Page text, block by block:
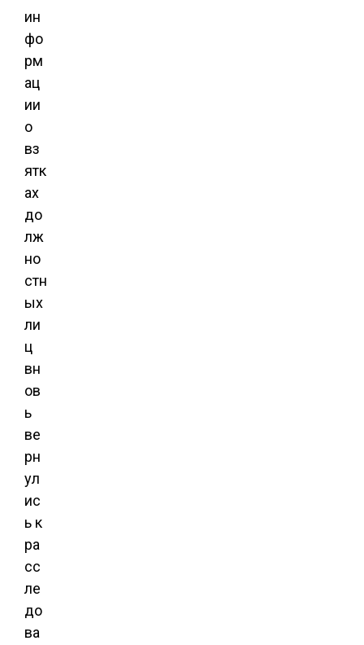
ин
фо
рм
ац
ии
о
вз
ятк
ах
до
лж
но
стн
ых
ли
ц
вн
ов
ь
ве
рн
ул
ис
ь к
ра
сс
ле
до
ва